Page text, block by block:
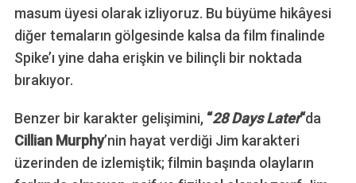
masum üyesi olarak izliyoruz. Bu büyüme hikâyesi
diğer temaların gölgesinde kalsa da film finalinde
Spike’ı yine daha erişkin ve bilinçli bir noktada
bırakıyor.
Benzer bir karakter gelişimini, “28 Days Later“da
Cillian Murphy’nin hayat verdiği Jim karakteri
üzerinden de izlemiştik; filmin başında olayların